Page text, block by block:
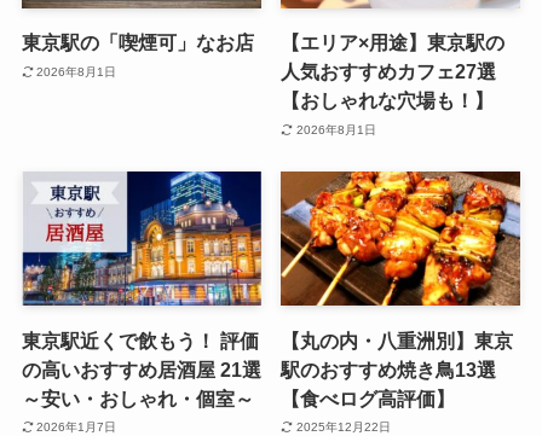
東京駅の「喫煙可」なお店
2026年8月1日
【エリア×用途】東京駅の
人気おすすめカフェ27選
【おしゃれな穴場も！】
2026年8月1日
東京駅近くで飲もう！ 評価
の高いおすすめ居酒屋 21選
～安い・おしゃれ・個室～
2026年1月7日
【丸の内・八重洲別】東京
駅のおすすめ焼き鳥13選
【食べログ高評価】
2025年12月22日